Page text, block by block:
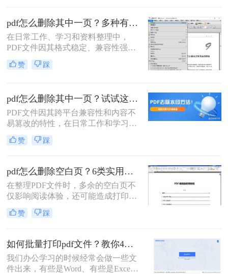
看似简单的操作，却常因工具不精
准、步骤繁琐或安全隐忧而浪费时
间。
pdf怎么删除其中一页？多种有效方法详解！
在日常工作、学习和资料整理中，
PDF文件因其格式稳定、兼容性强而
成为我们最常接触的文件格式之一。
然而，当我们拿到一份冗长的PDF文
可自由编辑的Word文档不同，PDF
的“只读”特性使得修改它需要借助特
定的工具和方法。
赞 踩
pdf怎么删除其中一页？试试这4种方法简单好用！
PDF文件因其跨平台兼容性和内容不
易篡改的特性，在日常工作和学习中
广泛使用。但有时候，我们需要删除
PDF中的某一页，以便节省存储空间
除其中一页呢？本文将介绍四种删除
PDF页面的方法。
赞 踩
pdf怎么删除空白页？6类实用方法全解析！
在整理PDF文件时，多余的空白页不
仅影响阅读体验，还可能造成打印浪
费。那么pdf怎么删除空白页呢？本文
将为你梳理4类常用删除方法，助您
赞 踩
如何批量打印pdf文件？教你4种打印方法！
我们办公学习的时候经常会做一些文
件出来，有些是Word、有些是Excel